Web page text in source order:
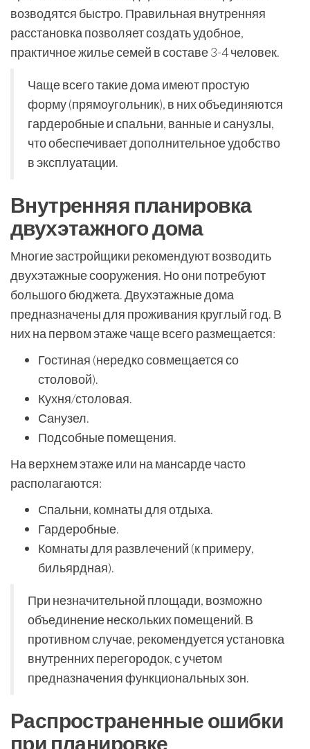
возводятся быстро. Правильная внутренняя
расстановка позволяет создать удобное,
практичное жилье семей в составе 3-4 человек.
Чаще всего такие дома имеют простую
форму (прямоугольник), в них объединяются
гардеробные и спальни, ванные и санузлы,
что обеспечивает дополнительное удобство
в эксплуатации.
Внутренняя планировка
двухэтажного дома
Многие застройщики рекомендуют возводить
двухэтажные сооружения. Но они потребуют
большого бюджета. Двухэтажные дома
предназначены для проживания круглый год. В
них на первом этаже чаще всего размещается:
Гостиная (нередко совмещается со
столовой).
Кухня/столовая.
Санузел.
Подсобные помещения.
На верхнем этаже или на мансарде часто
располагаются:
Спальни, комнаты для отдыха.
Гардеробные.
Комнаты для развлечений (к примеру,
бильярдная).
При незначительной площади, возможно
объединение нескольких помещений. В
противном случае, рекомендуется установка
внутренних перегородок, с учетом
предназначения функциональных зон.
Распространенные ошибки
при планировке